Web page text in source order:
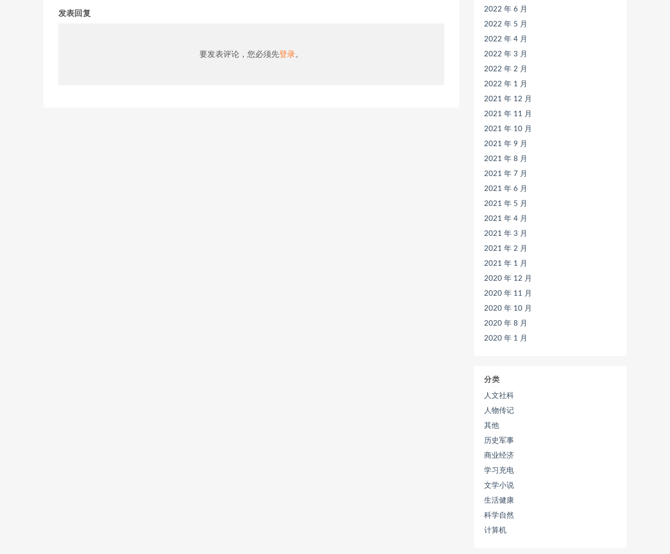
发表回复
要发表评论，您必须先登录。
2022 年 6 月
2022 年 5 月
2022 年 4 月
2022 年 3 月
2022 年 2 月
2022 年 1 月
2021 年 12 月
2021 年 11 月
2021 年 10 月
2021 年 9 月
2021 年 8 月
2021 年 7 月
2021 年 6 月
2021 年 5 月
2021 年 4 月
2021 年 3 月
2021 年 2 月
2021 年 1 月
2020 年 12 月
2020 年 11 月
2020 年 10 月
2020 年 8 月
2020 年 1 月
分类
人文社科
人物传记
其他
历史军事
商业经济
学习充电
文学小说
生活健康
科学自然
计算机